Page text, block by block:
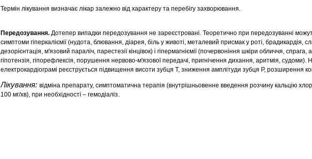
Термін лікування визначає лікар залежно від характеру та перебігу захворювання.
Передозування. Дотепер випадки передозування не зареєстровані. Теоретично при передозуванні
симптоми гіперкаліємії (нудота, блювання, діарея, біль у животі, металевий присмак у роті, брадикардія,
дезорієнтація, м'язовий параліч, парестезії кінцівок) і гіпермагніємії (почервоніння шкіри обличчя, спрага,
гіпотензія, гіпорефлексія, порушення нервово-м'язової передачі, пригнічення дихання, аритмія, судоми).
електрокардіограмі реєструється підвищення висоти зубця Т, зниження амплітуди зубця Р, розширення
Лікування: відміна препарату, симптоматична терапія (внутрішньовенне введення розчину кальцію
100 мг/хв), при необхідності – гемодіаліз.